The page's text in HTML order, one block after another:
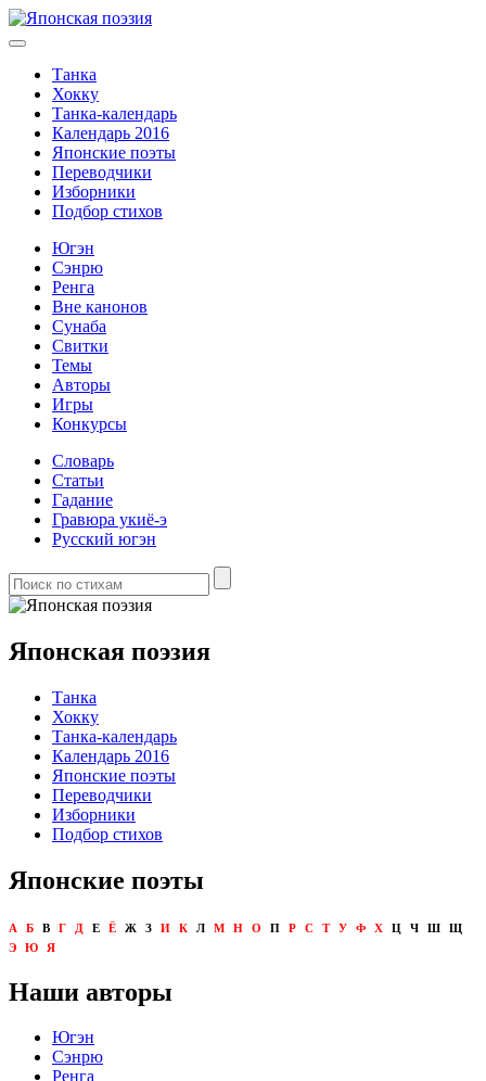
Танка
Хокку
Танка-календарь
Календарь 2016
Японские поэты
Переводчики
Изборники
Подбор стихов
Югэн
Сэнрю
Ренга
Вне канонов
Сунаба
Свитки
Темы
Авторы
Игры
Конкурсы
Словарь
Статьи
Гадание
Гравюра укиё-э
Русский югэн
Японская поэзия
Танка
Хокку
Танка-календарь
Календарь 2016
Японские поэты
Переводчики
Изборники
Подбор стихов
Японские поэты
А Б В Г Д Е Ё Ж З И К Л М Н О П Р С Т У Ф Х Ц Ч Ш
Щ
Э
Ю Я
Наши авторы
Югэн
Сэнрю
Ренга